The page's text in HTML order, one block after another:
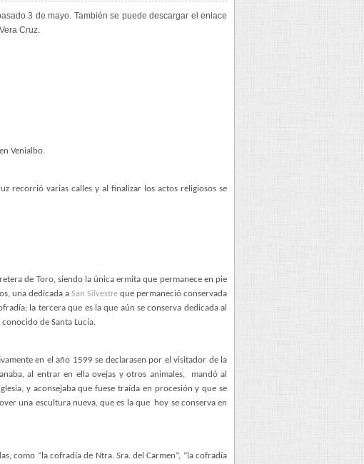
3 de mayo. También se puede descargar el enlace
Cruz.
Venialbo.
recorrió varias calles y al finalizar los actos religiosos se
de Toro, siendo la única ermita que permanece en pie
una dedicada aSan Silvestreque permaneció conservada
la tercera que es la que aún se conserva dedicada al
de Santa Lucía.
en el año 1599 se declarasen por el visitador de la
al entrar en ella ovejas y otros animales,
mandó al
y aconsejaba que fuese traída en procesión y que se
una escultura nueva, que es la que
hoy se conserva en
como “la cofradía de Ntra. Sra. del Carmen”, ”la cofradía